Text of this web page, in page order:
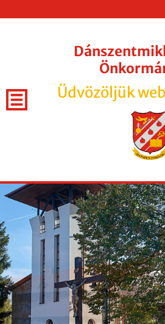
Üdvözöljük